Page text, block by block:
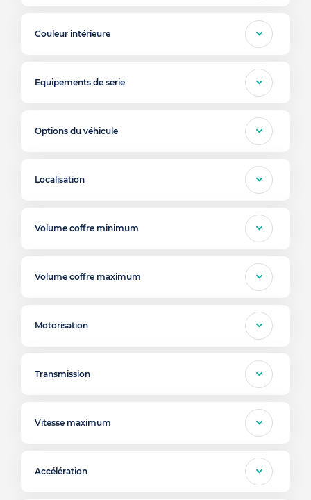
Couleur intérieure
Equipements de serie
Options du véhicule
Localisation
Volume coffre minimum
Volume coffre maximum
Motorisation
Transmission
Vitesse maximum
Accélération